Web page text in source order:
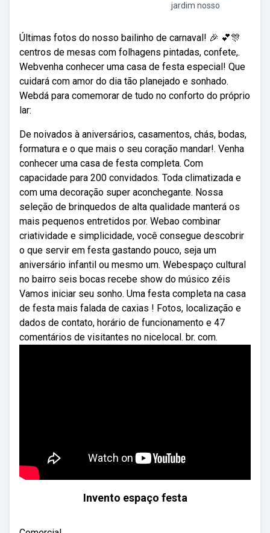
jardim nosso
Últimas fotos do nosso bailinho de carnaval! 🎉 💕🎊
centros de mesas com folhagens pintadas, confete,.
Webvenha conhecer uma casa de festa especial! Que
cuidará com amor do dia tão planejado e sonhado.
Webdá para comemorar de tudo no conforto do próprio
lar:
De noivados à aniversários, casamentos, chás, bodas,
formatura e o que mais o seu coração mandar!. Venha
conhecer uma casa de festa completa. Com
capacidade para 200 convidados. Toda climatizada e
com uma decoração super aconchegante. Nossa
seleção de brinquedos de alta qualidade manterá os
mais pequenos entretidos por. Webao combinar
criatividade e simplicidade, você consegue descobrir
o que servir em festa gastando pouco, seja um
aniversário infantil ou mesmo um. Webespaço cultural
no bairro seis bocas recebe show do músico zéis
Vamos iniciar seu sonho. Uma festa completa na casa
de festa mais falada de caxias ! Fotos, localização e
dados de contato, horário de funcionamento e 47
comentários de visitantes no nicelocal. br. com.
Invento espaço festa